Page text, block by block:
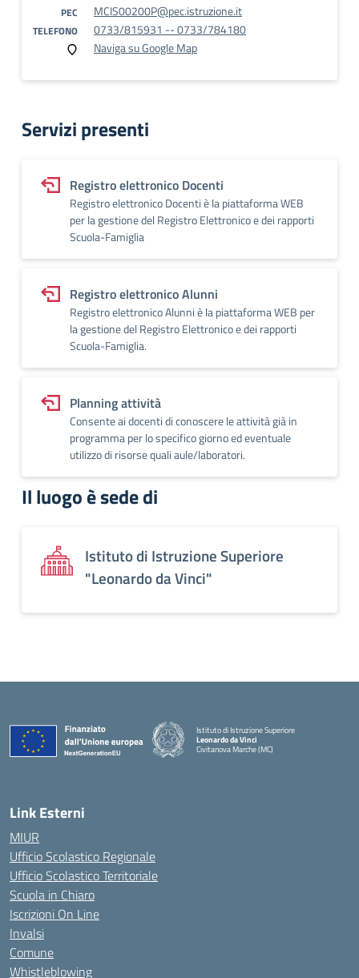
PEC MCIS00200P@pec.istruzione.it
TELEFONO
0733/815931 -- 0733/784180
Naviga su Google Map
Servizi presenti
Registro elettronico Docenti
Registro elettronico Docenti è la piattaforma WEB
per la gestione del Registro Elettronico e dei rapporti
Scuola-Famiglia
Registro elettronico Alunni
Registro elettronico Alunni è la piattaforma WEB per
la gestione del Registro Elettronico e dei rapporti
Scuola-Famiglia.
Planning attività
Consente ai docenti di conoscere le attività già in
programma per lo specifico giorno ed eventuale
utilizzo di risorse quali aule/laboratori.
Il luogo è sede di
Istituto di Istruzione Superiore
"Leonardo da Vinci"
Istituto di Istruzione Superiore
Leonardo da Vinci
Civitanova Marche (MC)
Link Esterni
MIUR
Ufficio Scolastico Regionale
Ufficio Scolastico Territoriale
Scuola in Chiaro
Iscrizioni On Line
Invalsi
Comune
Whistleblowing